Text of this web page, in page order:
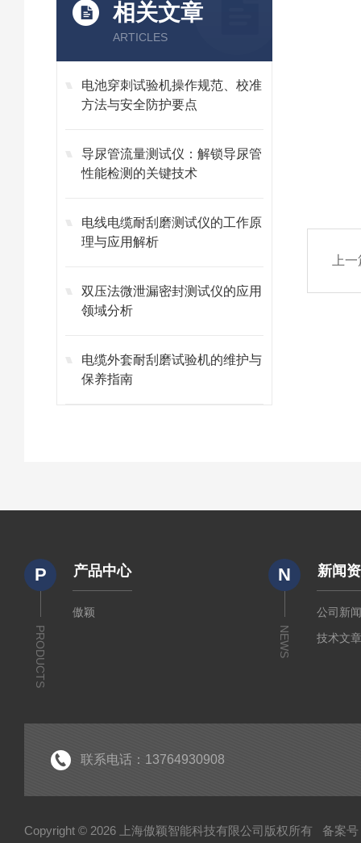
相关文章
ARTICLES
电池穿刺试验机操作规范、校准
方法与安全防护要点
导尿管流量测试仪：解锁导尿管
性能检测的关键技术
电线电缆耐刮磨测试仪的工作原
理与应用解析
双压法微泄漏密封测试仪的应用
领域分析
电缆外套耐刮磨试验机的维护与
保养指南
上
P
PRODUCTS
产品中心
傲颖
N
NEWS
新闻
公司新
技术文
联系电话：13764930908
Copyright © 2026 上海傲颖智能科技有限公司版权所有 备案号